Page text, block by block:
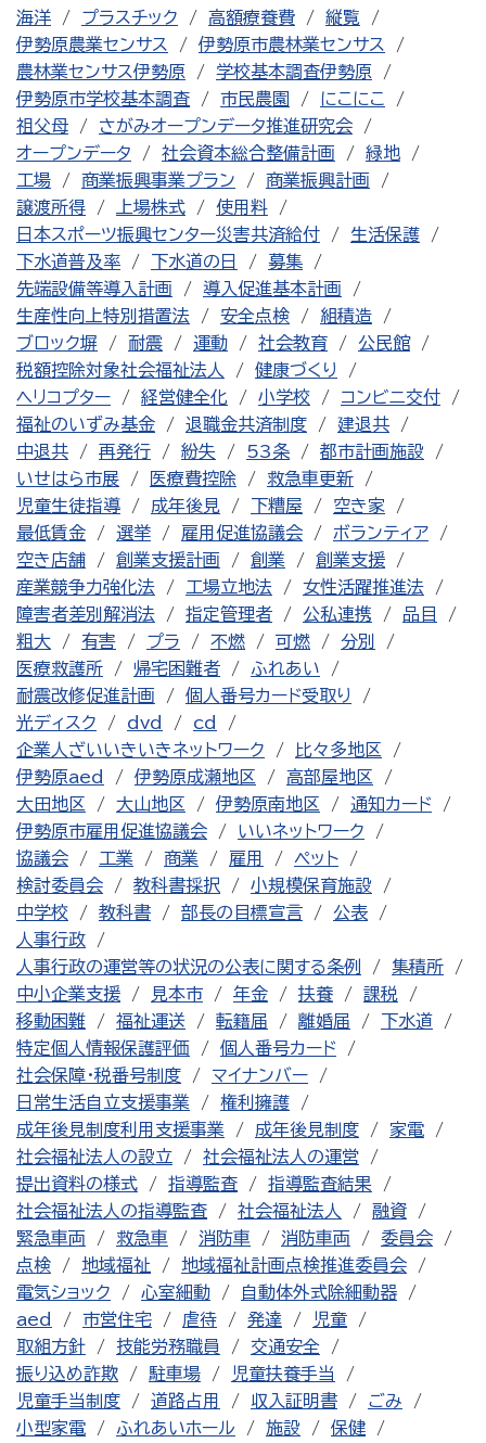
海洋
プラスチック 高額療養費
縦覧
伊勢原農業センサス
伊勢原市農林業センサス
農林業センサス伊勢原
学校基本調査伊勢原
伊勢原市学校基本調査
市民農園
にこにこ
祖父母
さがみオープンデータ推進研究会
オープンデータ
社会資本総合整備計画
緑地
工場
商業振興事業プラン
商業振興計画
譲渡所得
上場株式
使用料
日本スポーツ振興センター災害共済給付
生活保護
下水道普及率
下水道の日
募集
先端設備等導入計画
導入促進基本計画
生産性向上特別措置法
安全点検
組積造
ブロック塀
耐震 運動 社会教育
公民館
税額控除対象社会福祉法人
健康づくり
ヘリコプター
経営健全化 小学校
コンビニ交付
福祉のいずみ基金
退職金共済制度
建退共
中退共
再発行 紛失 53条
都市計画施設
いせはら市展
医療費控除
救急車更新
児童生徒指導
成年後見 下糟屋
空き家
最低賃金
選挙 雇用促進協議会
ボランティア
空き店舗
創業支援計画 創業
創業支援
産業競争力強化法
工場立地法
女性活躍推進法
障害者差別解消法
指定管理者 公私連携
品目
粗大
有害 プラ 不燃 可燃
分別
医療救護所
帰宅困難者
ふれあい
耐震改修促進計画
個人番号カード受取り
光ディスク
dvd
cd
企業人ざいいきいきネットワーク
比々多地区
伊勢原aed
伊勢原成瀬地区
高部屋地区
大田地区
大山地区 伊勢原南地区
通知カード
伊勢原市雇用促進協議会
いいネットワーク
協議会
工業 商業 雇用
ペット
検討委員会
教科書採択
小規模保育施設
中学校
教科書 部長の目標宣言
公表
人事行政
人事行政の運営等の状況の公表に関する条例
集積所
中小企業支援
見本市 年金 扶養
課税
移動困難
福祉運送 転籍届 離婚届
下水道
特定個人情報保護評価
個人番号カード
社会保障・税番号制度
マイナンバー
日常生活自立支援事業
権利擁護
成年後見制度利用支援事業
成年後見制度
家電
社会福祉法人の設立
社会福祉法人の運営
提出資料の様式
指導監査
指導監査結果
社会福祉法人の指導監査
社会福祉法人
融資
緊急車両
救急車 消防車 消防車両
委員会
点検
地域福祉
地域福祉計画点検推進委員会
電気ショック
心室細動
自動体外式除細動器
aed
市営住宅 虐待 発達
児童
取組方針
技能労務職員
交通安全
振り込め詐欺
駐車場
児童扶養手当
児童手当制度
道路占用 収入証明書
ごみ
小型家電
ふれあいホール 施設 保健